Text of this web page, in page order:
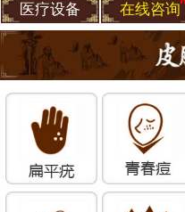
医疗设备
在线咨询